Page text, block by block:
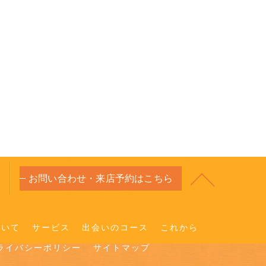
お問い合わせ・来店予約はこちら
て サービス 出会いのコース これから
イバシーポリシー サイトマップ